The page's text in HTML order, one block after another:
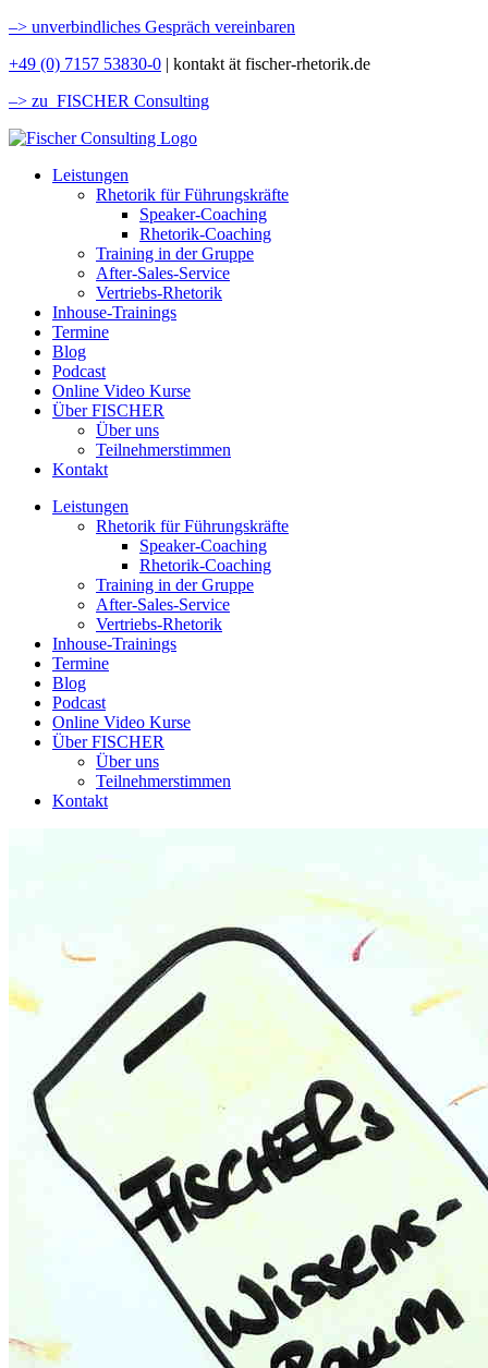
–> unverbindliches Gespräch vereinbaren
+49 (0) 7157 53830-0 | kontakt ät fischer-rhetorik.de
–> zu FISCHER Consulting
Leistungen
Rhetorik für Führungskräfte
Speaker-Coaching
Rhetorik-Coaching
Training in der Gruppe
After-Sales-Service
Vertriebs-Rhetorik
Inhouse-Trainings
Termine
Blog
Podcast
Online Video Kurse
Über FISCHER
Über uns
Teilnehmerstimmen
Kontakt
Leistungen
Rhetorik für Führungskräfte
Speaker-Coaching
Rhetorik-Coaching
Training in der Gruppe
After-Sales-Service
Vertriebs-Rhetorik
Inhouse-Trainings
Termine
Blog
Podcast
Online Video Kurse
Über FISCHER
Über uns
Teilnehmerstimmen
Kontakt